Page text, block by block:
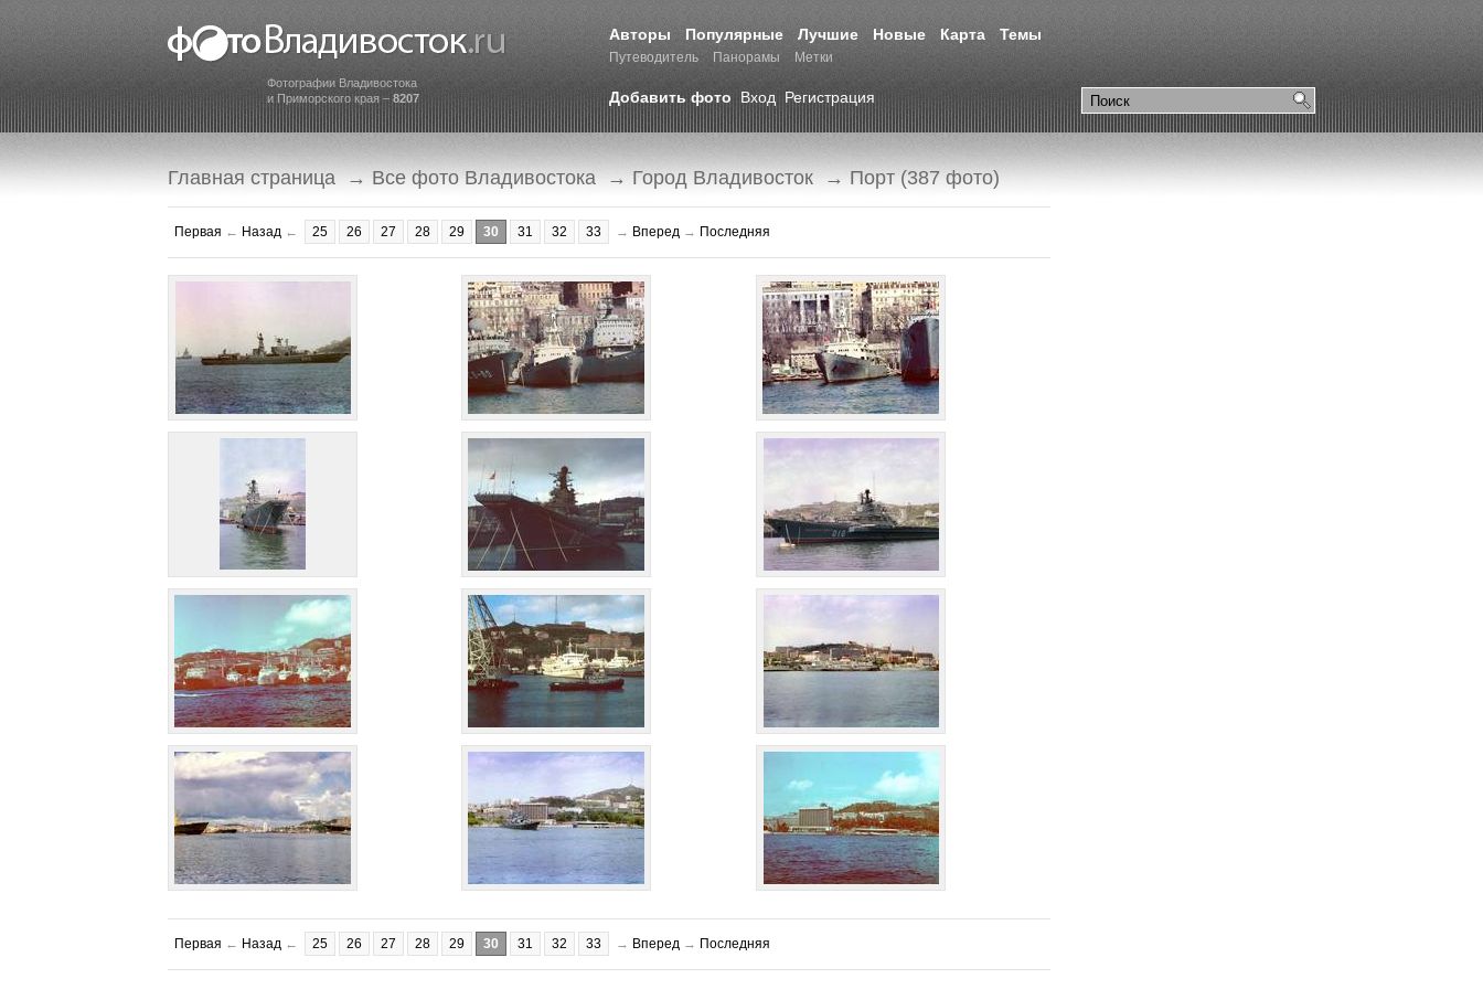
Фотографии Владивостока
и Приморского края – 8207
Авторы Популярные Лучшие Новые Карта Темы
Путеводитель Панорамы Метки
Добавить фото Вход Регистрация
Главная страница → Все фото Владивостока → Город Владивосток → Порт (387 фото)
Первая ← Назад ← 25 26 27 28 29 30 31 32 33 → Вперед → Последняя
Первая ← Назад ← 25 26 27 28 29 30 31 32 33 → Вперед → Последняя